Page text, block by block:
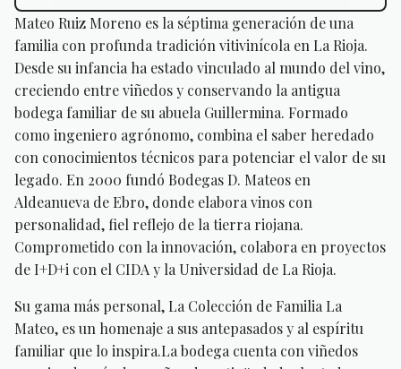
Mateo Ruiz Moreno es la séptima generación de una
familia con profunda tradición vitivinícola en La Rioja.
Desde su infancia ha estado vinculado al mundo del vino,
creciendo entre viñedos y conservando la antigua
bodega familiar de su abuela Guillermina. Formado
como ingeniero agrónomo, combina el saber heredado
con conocimientos técnicos para potenciar el valor de su
legado. En 2000 fundó Bodegas D. Mateos en
Aldeanueva de Ebro, donde elabora vinos con
personalidad, fiel reflejo de la tierra riojana.
Comprometido con la innovación, colabora en proyectos
de I+D+i con el CIDA y la Universidad de La Rioja.
Su gama más personal, La Colección de Familia La
Mateo, es un homenaje a sus antepasados y al espíritu
familiar que lo inspira.La bodega cuenta con viñedos